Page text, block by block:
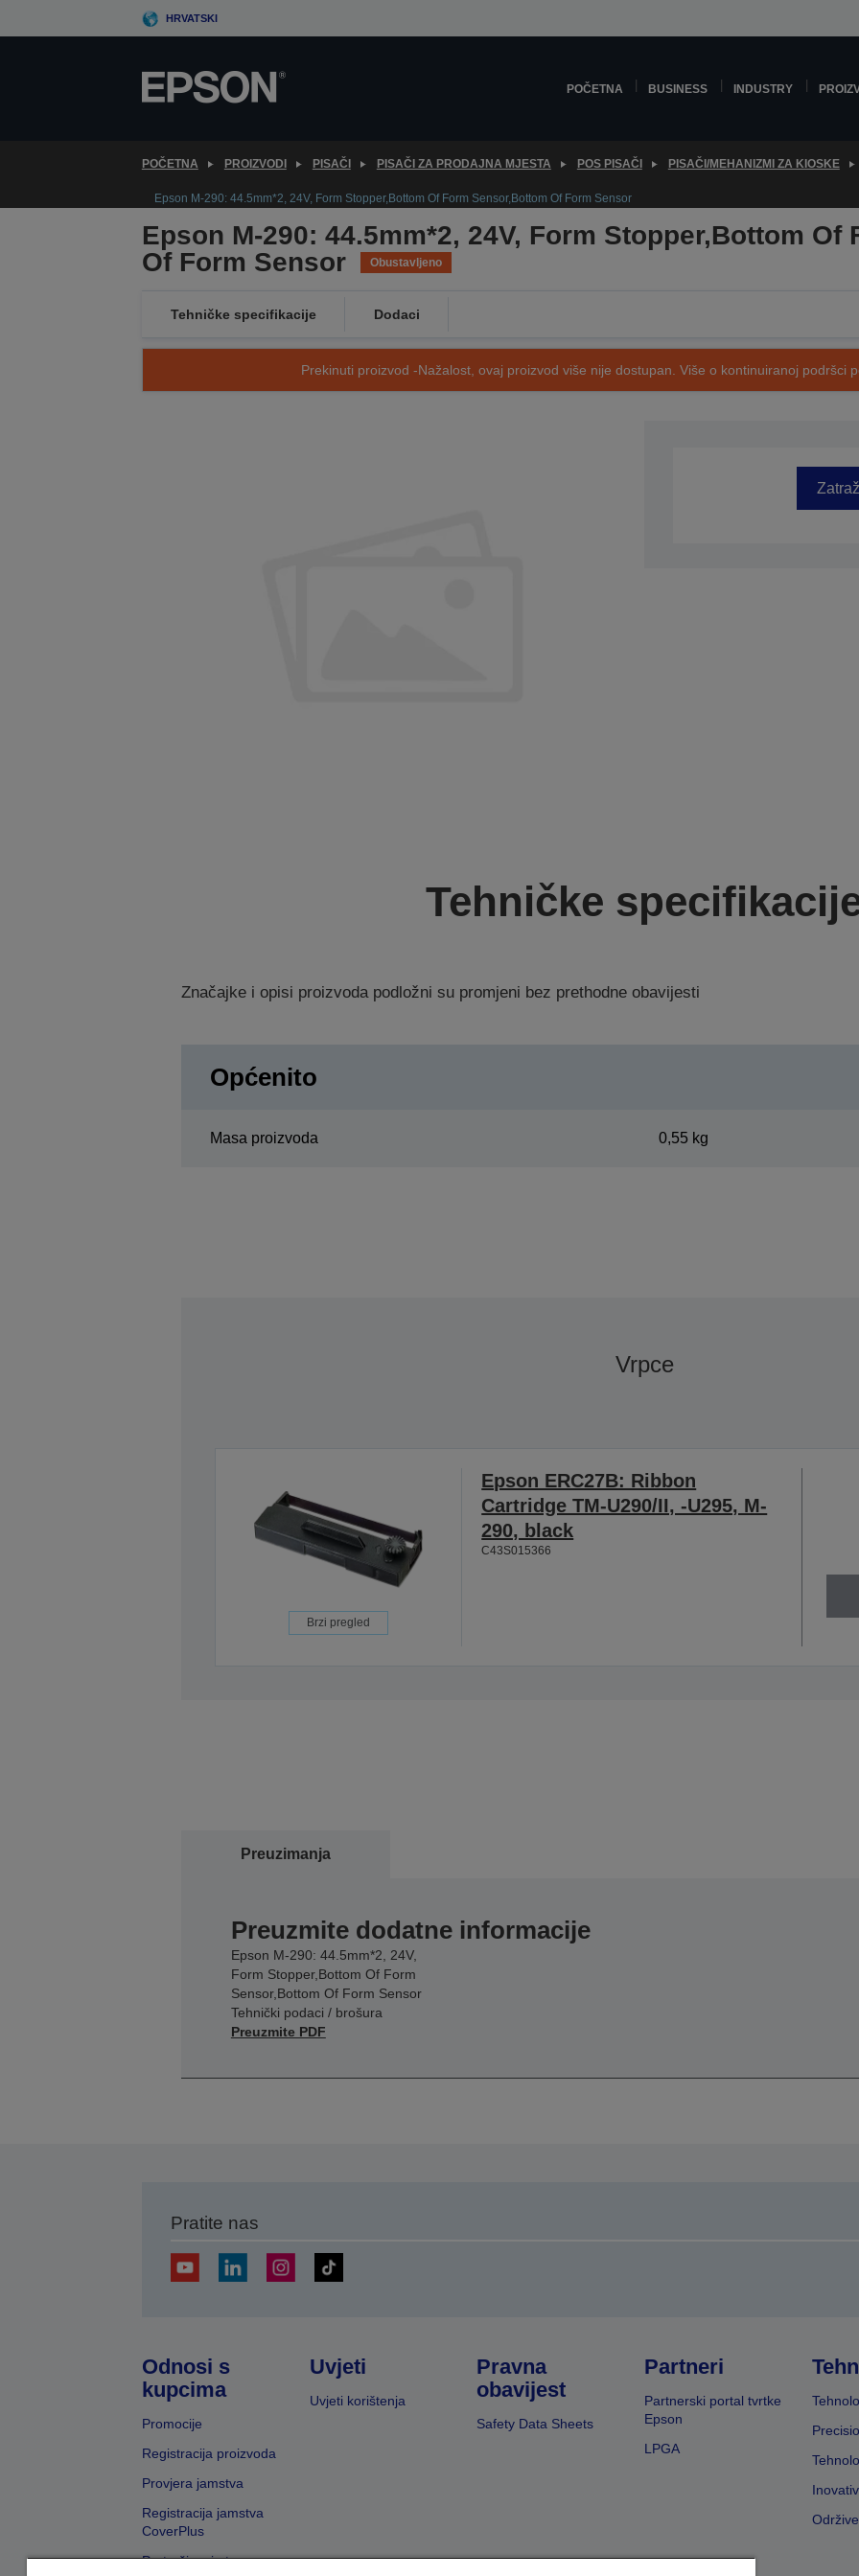
to
HRVATSKI
POČETNA BUSINESS INDUSTRY
POČETNA PROIZVODI PISAČI PISAČI ZA PRODAJNA MJESTA POS PISAČI PISAČI/MEHANIZMI ZA KIOSKE
Epson M-290: 44.5mm*2, 24V, Form Stopper,Bottom Of Form Sensor,Bottom Of Form Sensor
Epson M-290: 44.5mm*2, 24V, Form Stopper,Bottom Of
Of Form Sensor
Obustavljeno
Tehničke specifikacije Dodaci
Prekinuti proizvod -Nažalost, ovaj proizvod više nije dostupan. Više o kontinuiranoj podršci
Tehničke
Značajke i opisi proizvoda podložni su promjeni bez prethodne obavijesti
Općenito
Masa proizvoda 0,55 kg
Vrpce
Brzi pregled
Epson ERC27B: Ribbon
Cartridge TM-U290/II, -U295, M-
290, black
C43S015366
Preuzimanja
Preuzmite dodatne informacije
Epson M-290: 44.5mm*2, 24V,
Form Stopper,Bottom Of Form
Sensor,Bottom Of Form Sensor
Tehnički podaci / brošura
Preuzmite PDF
Pratite nas
Odnosi s
kupcima
Promocije
Registracija proizvoda
Provjera jamstva
Registracija jamstva
CoverPlus
Pretraživanje trgovaca
Uvjeti
Uvjeti korištenja
Pravna
obavijest
Safety Data Sheets
Partneri
Partnerski portal tvrtke
Epson
LPGA